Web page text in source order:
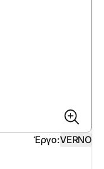
Έργο:VERNO